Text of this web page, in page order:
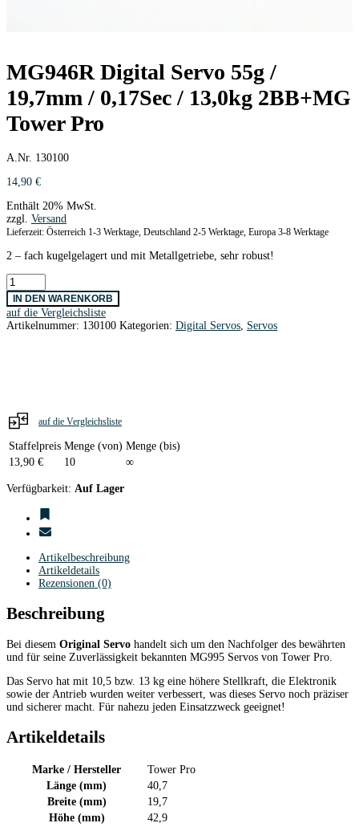
MG946R Digital Servo 55g /
19,7mm / 0,17Sec / 13,0kg 2BB+MG
Tower Pro
A.Nr. 130100
14,90 €
Enthält 20% MwSt.
zzgl. Versand
Lieferzeit: Österreich 1-3 Werktage, Deutschland 2-5 Werktage, Europa 3-8 Werktage
2 – fach kugelgelagert und mit Metallgetriebe, sehr robust!
MG946R
Digital
Servo
55g
/
Tower
Pro
Menge
IN DEN WARENKORB
auf die Vergleichsliste
Artikelnummer: 130100 Kategorien: Digital Servos Servos
auf die Vergleichsliste
Staffelpreis Menge (von) Menge (bis)
13,90 € 10 ∞
Verfügbarkeit: Auf Lager
Artikelbeschreibung
Artikeldetails
Rezensionen (0)
Beschreibung
Bei diesem Original Servo handelt sich um den Nachfolger des bewährten
und für seine Zuverlässigkeit bekannten MG995 Servos von Tower Pro.
Das Servo hat mit 10,5 bzw. 13 kg eine höhere Stellkraft, die Elektronik
sowie der Antrieb wurden weiter verbessert, was dieses Servo noch präziser
und sicherer macht. Für nahezu jeden Einsatzzweck geeignet!
Artikeldetails
Marke / Hersteller
Tower Pro
Länge (mm)
40,7
Breite (mm)
19,7
Höhe (mm)
42,9